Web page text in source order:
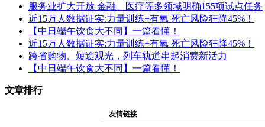
服务业扩大开放 金融、医疗等多领域明确155项试点任务
近15万人数据证实:力量训练+有氧 死亡风险狂降45%！
【中日端午饮食大不同】一篇看懂！
近15万人数据证实:力量训练+有氧 死亡风险狂降45%！
跨省购物、短途观光，列车轨道串起消费新活力
【中日端午饮食大不同】一篇看懂！
文章排行
友情链接